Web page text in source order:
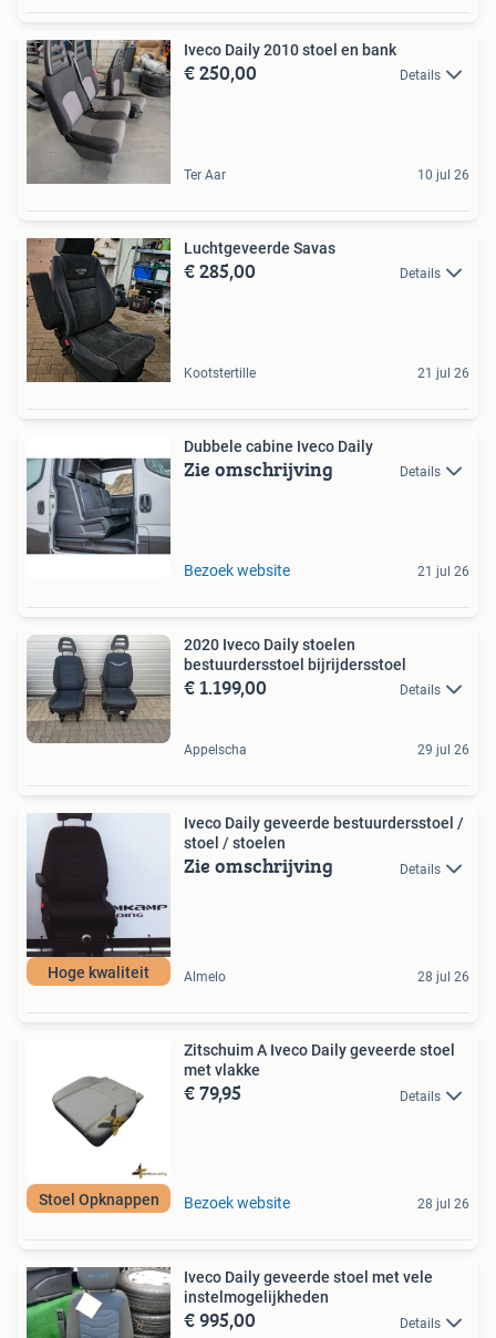
Iveco Daily 2010 stoel en bank
€ 250,00 Details
Ter Aar 10 jul 26
Luchtgeveerde Savas
€ 285,00 Details
Kootstertille 21 jul 26
Dubbele cabine Iveco Daily
Zie omschrijving Details
Bezoek website 21 jul 26
2020 Iveco Daily stoelen
bestuurdersstoel bijrijdersstoel
€ 1.199,00 Details
Appelscha 29 jul 26
Hoge kwaliteit
Iveco Daily geveerde bestuurdersstoel /
stoel / stoelen
Zie omschrijving Details
Almelo 28 jul 26
Stoel Opknappen
Zitschuim A Iveco Daily geveerde stoel
met vlakke
€ 79,95 Details
Bezoek website 28 jul 26
Iveco Daily geveerde stoel met vele
instelmogelijkheden
€ 995,00 Details